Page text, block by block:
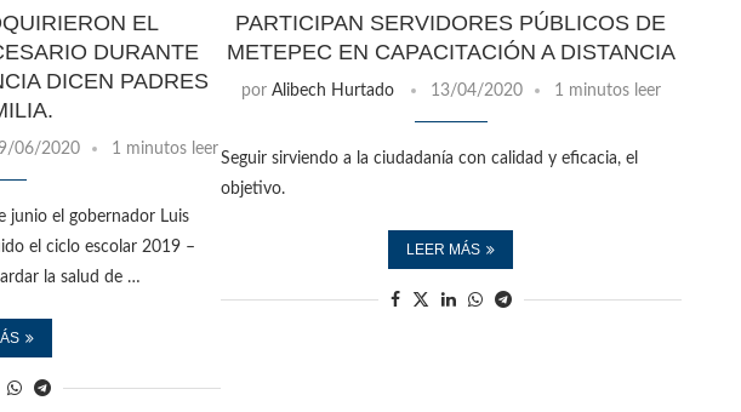
EL
DURANTE
DICEN PADRES
06/2020 1 minutos leer
junio el gobernador Luis
el ciclo escolar 2019 –
la salud de …
PARTICIPAN SERVIDORES PÚBLICOS DE
METEPEC EN CAPACITACIÓN A DISTANCIA
por Alibech Hurtado 13/04/2020 1 minutos leer
Seguir sirviendo a la ciudadanía con calidad y eficacia, el
objetivo.
LEER MÁS